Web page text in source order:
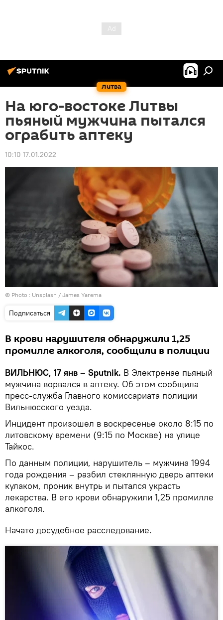
Литва
На юго-востоке Литвы
пьяный мужчина пытался
ограбить аптеку
10:10 17.01.2022
© Photo : Unsplash / James Yarema
Подписаться
В крови нарушителя обнаружили 1,25
промилле алкоголя, сообщили в полиции
ВИЛЬНЮС, 17 янв – Sputnik. В Электренае пьяный
мужчина ворвался в аптеку. Об этом сообщила
пресс-служба Главного комиссариата полиции
Вильнюсского уезда.
Инцидент произошел в воскресенье около 8:15 по
литовскому времени (9:15 по Москве) на улице
Тайкос.
По данным полиции, нарушитель – мужчина 1994
года рождения – разбил стеклянную дверь аптеки
кулаком, проник внутрь и пытался украсть
лекарства. В его крови обнаружили 1,25 промилле
алкоголя.
Начато досудебное расследование.